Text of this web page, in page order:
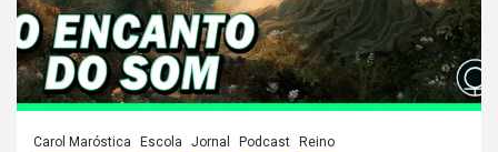
Carol Maróstica Escola Jornal Podcast Reino